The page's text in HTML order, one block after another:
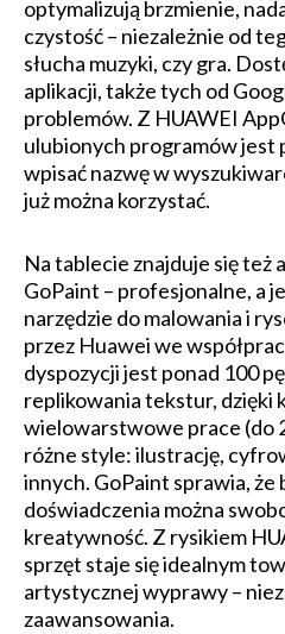
optymalizują brzmienie,
czystość – niezależnie od
słucha muzyki, czy gra.
aplikacji, także tych od
problemów. Z HUAWEI
ulubionych programów jest
wpisać nazwę w
już można korzystać.
Na tablecie znajduje się też
GoPaint – profesjonalne, a
narzędzie do malowania i
przez Huawei we
dyspozycji jest ponad 100
replikowania tekstur, dzięki
wielowarstwowe prace (do
różne style: ilustrację,
innych. GoPaint sprawia, że
doświadczenia można
kreatywność. Z rysikiem
sprzęt staje się idealnym
artystycznej wyprawy –
zaawansowania.